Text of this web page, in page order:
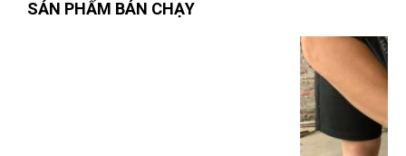
việc.
Đo đạc kích thước chi tiết cơ khí, kiểm tra lắp
ghép và thực hiện các công việc gia công cơ bản.
Tháo lắp các bu lông, vít bị kẹt, gỉ sét hoặc có
mô-men siết lớn trong quá trình bảo trì và sửa
SẢN PHẨM BÁN CHẠY
Nhân viên hỗ trợ nhanh, hướng dẫn tận tình, nhanh chóng